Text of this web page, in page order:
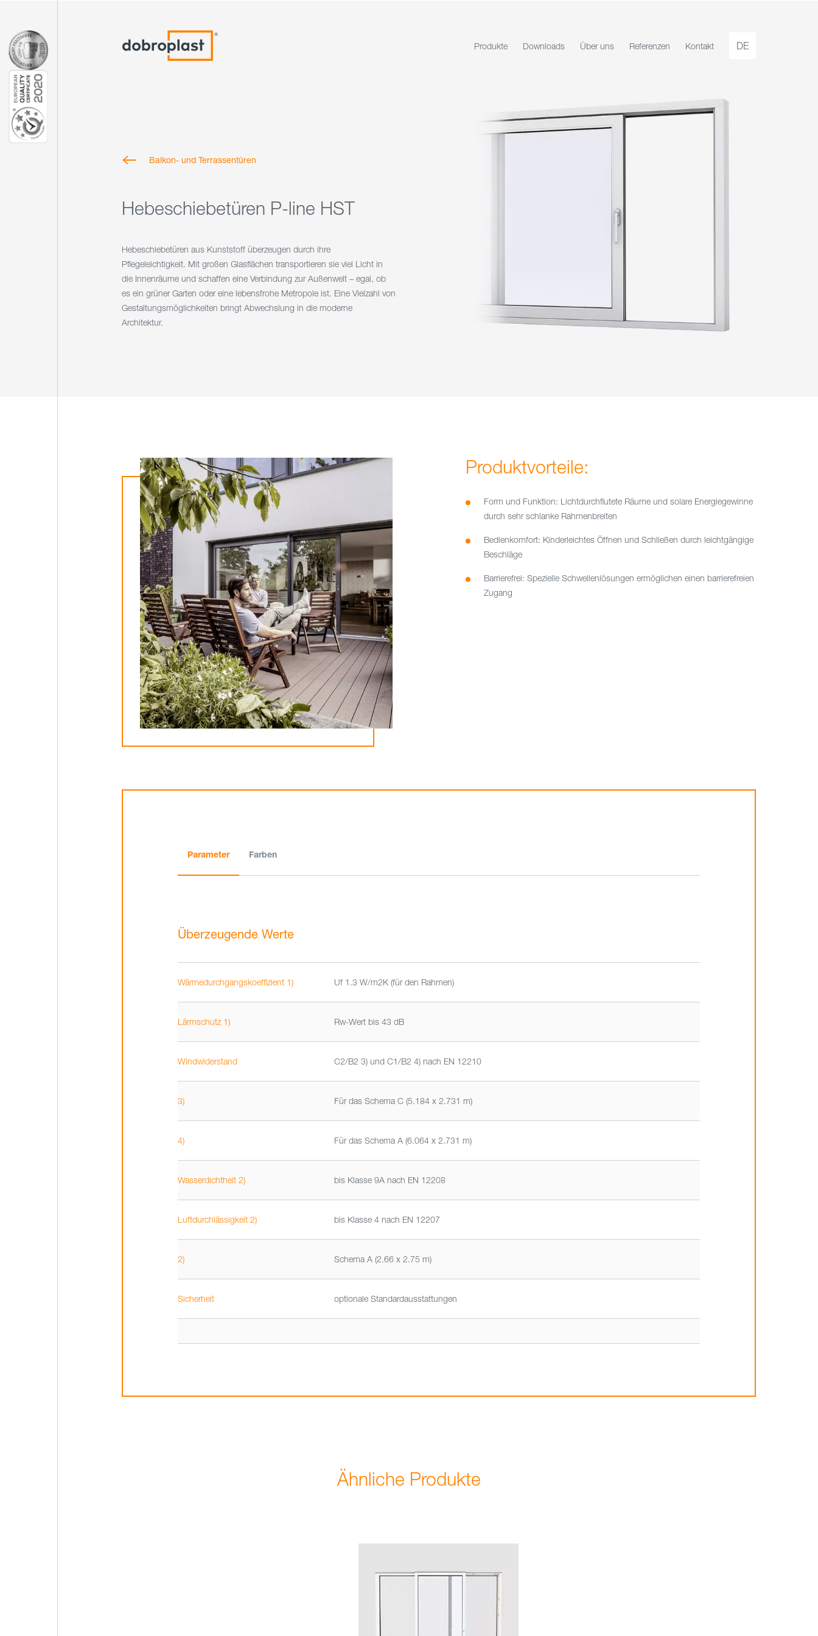
Produkte Downloads Über uns Referenzen Kontakt DE
Balkon- und Terrassentüren
Hebeschiebetüren P-line HST
Hebeschiebetüren aus Kunststoff überzeugen durch ihre
Pflegeleichtigkeit. Mit großen Glasflächen transportieren sie viel Licht in
die Innenräume und schaffen eine Verbindung zur Außenwelt – egal, ob
es ein grüner Garten oder eine lebensfrohe Metropole ist. Eine Vielzahl von
Gestaltungsmöglichkeiten bringt Abwechslung in die moderne
Architektur.
Produktvorteile:
Form und Funktion: Lichtdurchflutete Räume und solare Energiegewinne
durch sehr schlanke Rahmenbreiten
Bedienkomfort: Kinderleichtes Öffnen und Schließen durch leichtgängige
Beschläge
Barrierefrei: Spezielle Schwellenlösungen ermöglichen einen barrierefreien
Zugang
Parameter Farben
Überzeugende Werte
Wärmedurchgangskoeffizient 1) Uf 1.3 W/m2K (für den Rahmen)
Lärmschutz 1) Rw-Wert bis 43 dB
Windwiderstand C2/B2 3) und C1/B2 4) nach EN 12210
3) Für das Schema C (5.184 x 2.731 m)
4) Für das Schema A (6.064 x 2.731 m)
Wasserdichtheit 2) bis Klasse 9A nach EN 12208
Luftdurchlässigkeit 2) bis Klasse 4 nach EN 12207
2) Schema A (2.66 x 2.75 m)
Sicherheit optionale Standardausstattungen
Ähnliche Produkte